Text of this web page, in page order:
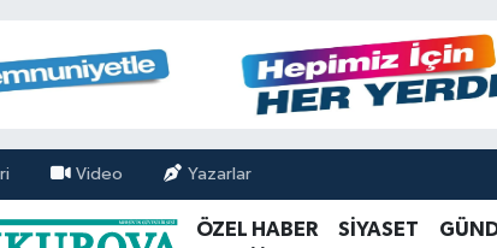
Video Yazarlar
ÖZEL HABER SİYASET